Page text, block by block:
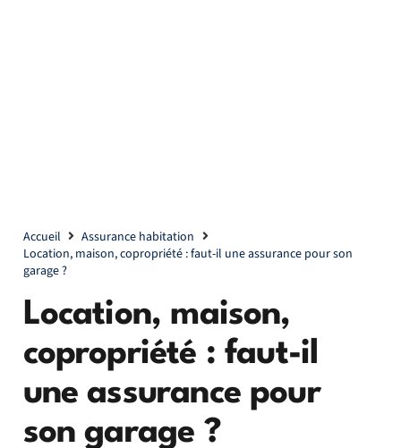
Accueil
Assurance habitation
Location, maison, copropriété : faut-il une assurance pour son
garage ?
Location, maison,
copropriété : faut-il
une assurance pour
son garage ?